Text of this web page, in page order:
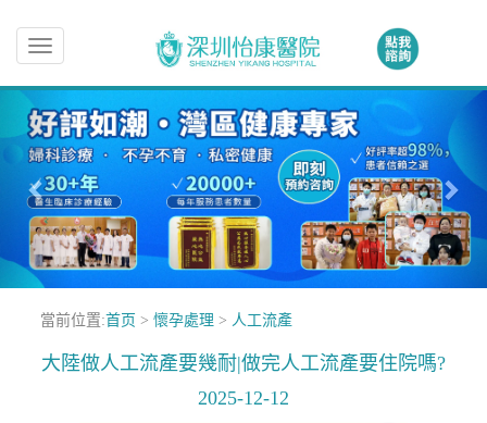
Toggle
navigation
當前位置:首页 > 懷孕處理 > 人工流產
大陸做人工流產要幾耐|做完人工流產要住院嗎?
2025-12-12